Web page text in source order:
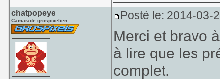
chatpopeye
Camarade grospixelien Posté le: 2014-03-
Merci et bravo
à lire que les
complet.